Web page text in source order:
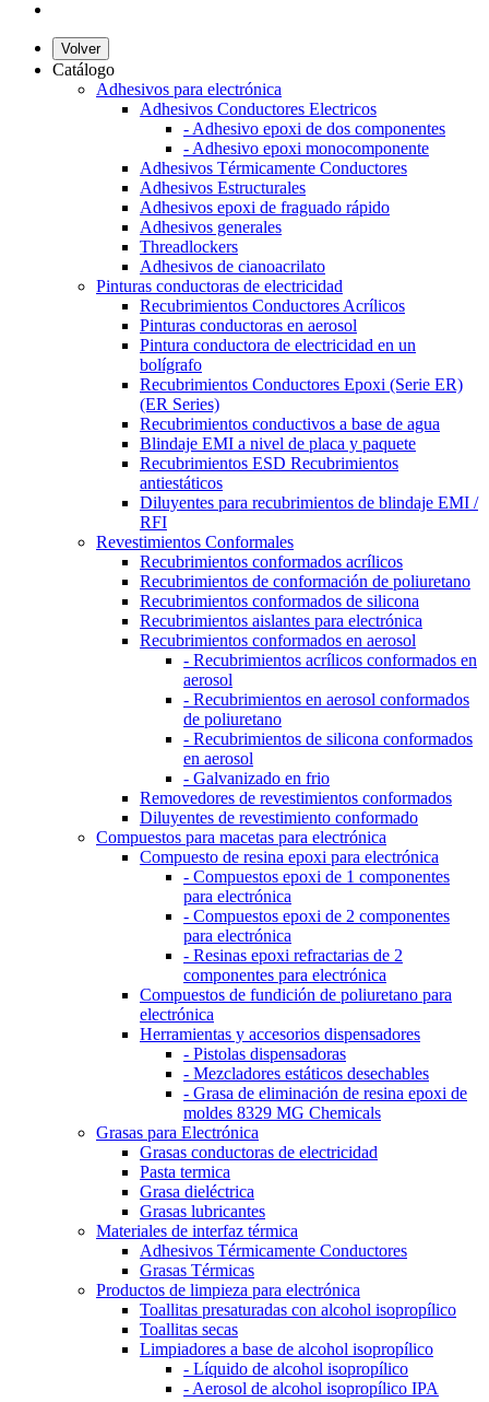
Volver
Catálogo
Adhesivos para electrónica
Adhesivos Conductores Electricos
- Adhesivo epoxi de dos componentes
- Adhesivo epoxi monocomponente
Adhesivos Térmicamente Conductores
Adhesivos Estructurales
Adhesivos epoxi de fraguado rápido
Adhesivos generales
Threadlockers
Adhesivos de cianoacrilato
Pinturas conductoras de electricidad
Recubrimientos Conductores Acrílicos
Pinturas conductoras en aerosol
Pintura conductora de electricidad en un
bolígrafo
Recubrimientos Conductores Epoxi (Serie ER)
(ER Series)
Recubrimientos conductivos a base de agua
Blindaje EMI a nivel de placa y paquete
Recubrimientos ESD Recubrimientos
antiestáticos
Diluyentes para recubrimientos de blindaje EMI /
RFI
Revestimientos Conformales
Recubrimientos conformados acrílicos
Recubrimientos de conformación de poliuretano
Recubrimientos conformados de silicona
Recubrimientos aislantes para electrónica
Recubrimientos conformados en aerosol
- Recubrimientos acrílicos conformados en
aerosol
- Recubrimientos en aerosol conformados
de poliuretano
- Recubrimientos de silicona conformados
en aerosol
- Galvanizado en frio
Removedores de revestimientos conformados
Diluyentes de revestimiento conformado
Compuestos para macetas para electrónica
Compuesto de resina epoxi para electrónica
- Compuestos epoxi de 1 componentes
para electrónica
- Compuestos epoxi de 2 componentes
para electrónica
- Resinas epoxi refractarias de 2
componentes para electrónica
Compuestos de fundición de poliuretano para
electrónica
Herramientas y accesorios dispensadores
- Pistolas dispensadoras
- Mezcladores estáticos desechables
- Grasa de eliminación de resina epoxi de
moldes 8329 MG Chemicals
Grasas para Electrónica
Grasas conductoras de electricidad
Pasta termica
Grasa dieléctrica
Grasas lubricantes
Materiales de interfaz térmica
Adhesivos Térmicamente Conductores
Grasas Térmicas
Productos de limpieza para electrónica
Toallitas presaturadas con alcohol isopropílico
Toallitas secas
Limpiadores a base de alcohol isopropílico
- Líquido de alcohol isopropílico
- Aerosol de alcohol isopropílico IPA